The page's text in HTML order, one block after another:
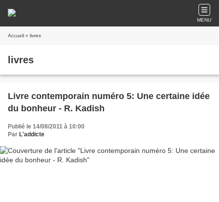
MENU
Accueil » livres
livres
Livre contemporain numéro 5: Une certaine idée
du bonheur - R. Kadish
Publié le 14/08/2011 à 10:00
Par L'addicte